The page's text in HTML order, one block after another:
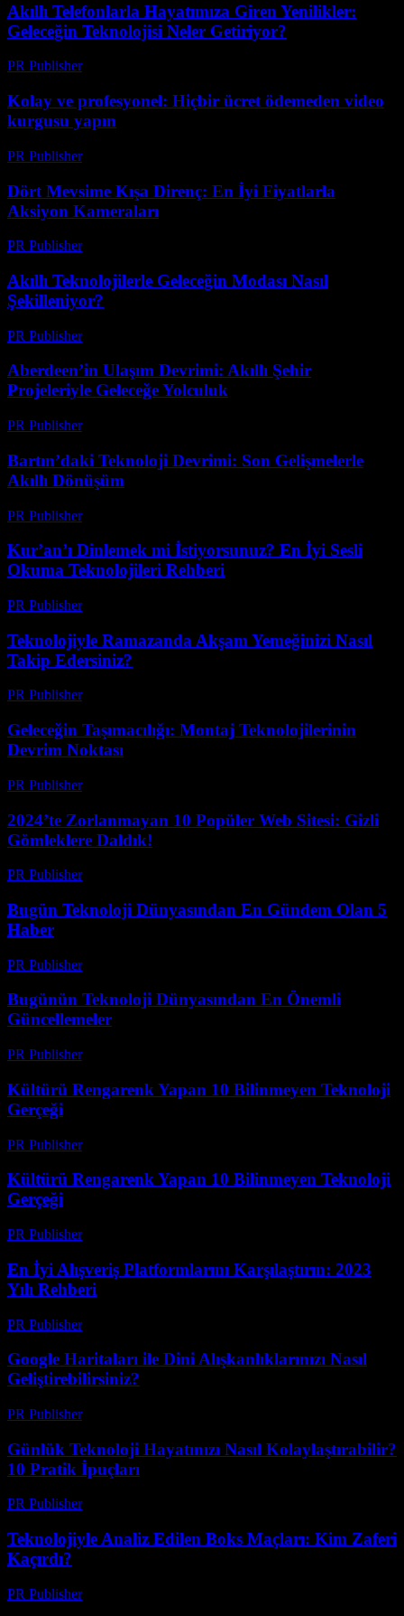
Akıllı Telefonlarla Hayatımıza Giren Yenilikler:
Geleceğin Teknolojisi Neler Getiriyor?
PR Publisher-
Kolay ve profesyonel: Hiçbir ücret ödemeden video
kurgusu yapın
PR Publisher-
Dört Mevsime Kışa Direnç: En İyi Fiyatlarla
Aksiyon Kameraları
PR Publisher-
Akıllı Teknolojilerle Geleceğin Modası Nasıl
Şekilleniyor?
PR Publisher-
Aberdeen’in Ulaşım Devrimi: Akıllı Şehir
Projeleriyle Geleceğe Yolculuk
PR Publisher-
Bartın’daki Teknoloji Devrimi: Son Gelişmelerle
Akıllı Dönüşüm
PR Publisher-
Kur’an’ı Dinlemek mi İstiyorsunuz? En İyi Sesli
Okuma Teknolojileri Rehberi
PR Publisher-
Teknolojiyle Ramazanda Akşam Yemeğinizi Nasıl
Takip Edersiniz?
PR Publisher-
Geleceğin Taşımacılığı: Montaj Teknolojilerinin
Devrim Noktası
PR Publisher-
2024’te Zorlanmayan 10 Popüler Web Sitesi: Gizli
Gömleklere Daldık!
PR Publisher-
Bugün Teknoloji Dünyasından En Gündem Olan 5
Haber
PR Publisher-
Bugünün Teknoloji Dünyasından En Önemli
Güncellemeler
PR Publisher-
Kültürü Rengarenk Yapan 10 Bilinmeyen Teknoloji
Gerçeği
PR Publisher-
Kültürü Rengarenk Yapan 10 Bilinmeyen Teknoloji
Gerçeği
PR Publisher-
En İyi Alışveriş Platformlarını Karşılaştırın: 2023
Yılı Rehberi
PR Publisher-
Google Haritaları ile Dini Alışkanlıklarınızı Nasıl
Geliştirebilirsiniz?
PR Publisher-
Günlük Teknoloji Hayatınızı Nasıl Kolaylaştırabilir?
10 Pratik İpuçları
PR Publisher-
Teknolojiyle Analiz Edilen Boks Maçları: Kim Zaferi
Kaçırdı?
PR Publisher-